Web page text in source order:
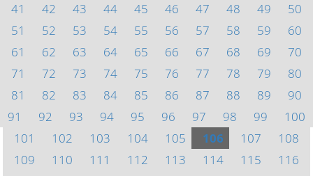
41
42 43 44 45 46 47 48 49
50
51
52 53 54 55 56 57 58 59
60
61
62 63 64 65 66 67 68 69
70
71
72 73 74 75 76 77 78 79
80
81
82 83 84 85 86 87 88 89
90
91
92 93 94 95 96 97 98 99
100
101
102 103 104 105 106 107
108
109
110 111 112 113 114 115
116